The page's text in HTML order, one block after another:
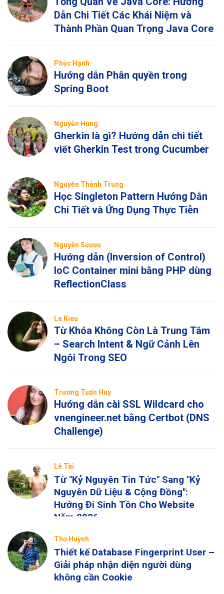
Dẫn Chi Tiết Các Khái Niệm và
Thành Phần Quan Trọng Java Core
Phúc Hạnh
Hướng dẫn Phân quyền trong
Spring Boot
Nguyễn Hùng
Gherkin là gì? Hướng dẫn chi tiết
viết Gherkin Test trong Cucumber
Nguyễn Thành Trung
Học Singleton Pattern Hướng Dẫn
Chi Tiết và Ứng Dụng Thực Tiễn
Nguyên Suuuu
Hướng dẫn (Inversion of Control)
IoC Container mini bằng PHP dùng
ReflectionClass
Le Kieu
Từ Khóa Không Còn Là Trung Tâm
– Search Intent & Ngữ Cảnh Lên
Ngôi Trong SEO
Trương Tuấn Huy
Hướng dẫn cài SSL Wildcard cho
vnengineer.net bằng Certbot (DNS
Challenge)
Lê Tài
Từ "Kỷ Nguyên Tin Tức" Sang "Kỷ
Nguyên Dữ Liệu & Cộng Đồng":
Hướng Đi Sinh Tồn Cho Website
Năm 2026
Thơ Huỳnh
Thiết kế Database Fingerprint User –
Giải pháp nhận diện người dùng
không cần Cookie